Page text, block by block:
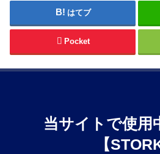
はてブ
Pocket
当サイトで使用
【